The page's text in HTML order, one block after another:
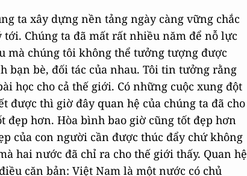
ta xây dựng nền tảng ngày càng vững chắc
Chúng ta đã mất rất nhiều năm để nỗ lực
mà chúng tôi không thể tưởng tượng được
bạn bè, đối tác của nhau. Tôi tin tưởng rằng
học cho cả thế giới. Có những cuộc xung đột
thì giờ đây quan hệ của chúng ta đã cho
đẹp hơn. Hòa bình bao giờ cũng tốt đẹp hơn
của con người cần được thúc đẩy chứ không
hai nước đã chỉ ra cho thế giới thấy. Quan hệ
căn bản: Việt Nam là một nước có chủ